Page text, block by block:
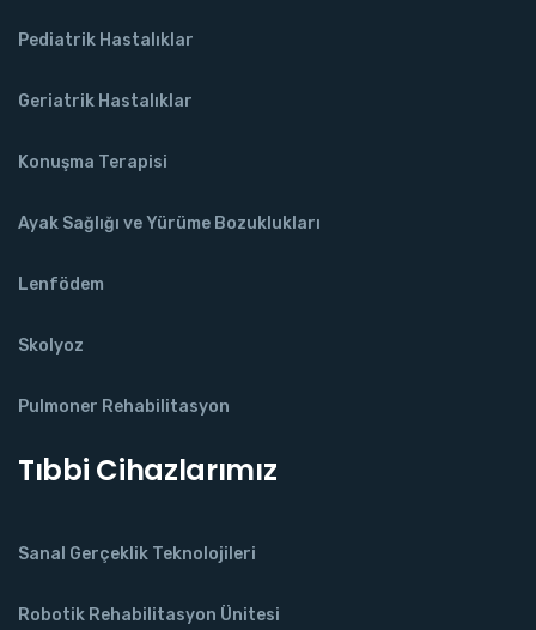
Pediatrik Hastalıklar
Geriatrik Hastalıklar
Konuşma Terapisi
Ayak Sağlığı ve Yürüme Bozuklukları
Lenfödem
Skolyoz
Pulmoner Rehabilitasyon
Tıbbi Cihazlarımız
Sanal Gerçeklik Teknolojileri
Robotik Rehabilitasyon Ünitesi